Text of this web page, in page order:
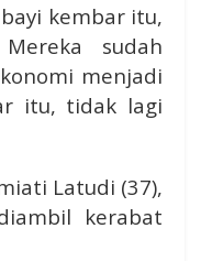
kembar itu,
sudah
menjadi
itu, tidak lagi
Latudi (37),
kerabat